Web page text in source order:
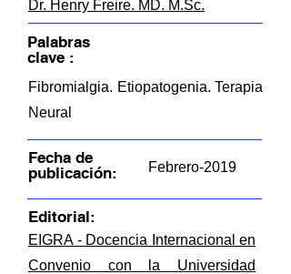
Dr. Henry Freire. MD. M.Sc.
Palabras
clave :
Fibromialgia. Etiopatogenia. Terapia
Neural
Fecha de
publicación:
Febrero-2019
Editorial:
EIGRA - Docencia Internacional en
Convenio con la Universidad